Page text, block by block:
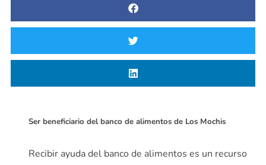
Ser beneficiario del banco de alimentos de Los Mochis
Recibir ayuda del banco de alimentos es un recurso